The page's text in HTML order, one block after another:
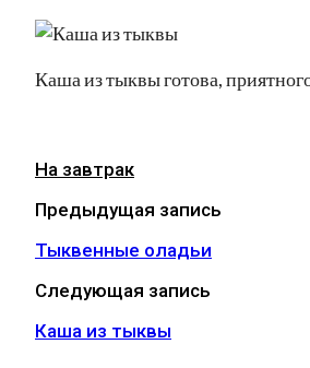
Каша из тыквы готова,
На завтрак
Предыдущая запись
Тыквенные оладьи
Следующая запись
Каша из тыквы